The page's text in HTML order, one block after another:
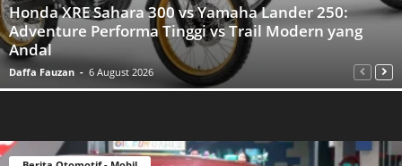
Honda XRE Sahara 300 vs Yamaha Lander 250:
Adventure Performa Tinggi vs Trail Modern yang
Andal
Daffa Fauzan - 6 August 2026